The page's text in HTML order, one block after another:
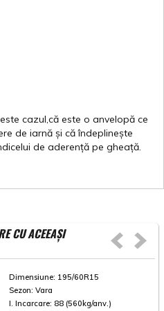
este cazul,că este o anvelopă ce
de iarnă și că îndeplinește
de aderență pe gheață.
CU ACEEAȘI
Dimensiune: 195/60R15
Sezon: Vara
I. Incarcare: 88 (560kg/anv.)